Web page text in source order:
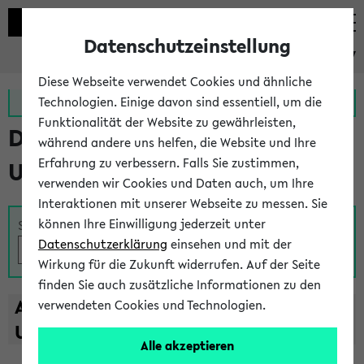
eKVV
Zur MeineUni App Zum MeineUni Portal
Das Lehrangebot der
Universität Bielefeld
Suche
A B C D E F G H I J K L M N O
U
V W X Y
Z
Datenschutzeinstellung
Diese Webseite verwendet Cookies und ähnliche
Technologien. Einige davon sind essentiell, um die
Funktionalität der Website zu gewährleisten,
während andere uns helfen, die Website und Ihre
Erfahrung zu verbessern. Falls Sie zustimmen,
verwenden wir Cookies und Daten auch, um Ihre
Interaktionen mit unserer Webseite zu messen. Sie
können Ihre Einwilligung jederzeit unter
Datenschutzerklärung einsehen und mit der
Wirkung für die Zukunft widerrufen. Auf der Seite
finden Sie auch zusätzliche Informationen zu den
verwendeten Cookies und Technologien.
Alle akzeptieren